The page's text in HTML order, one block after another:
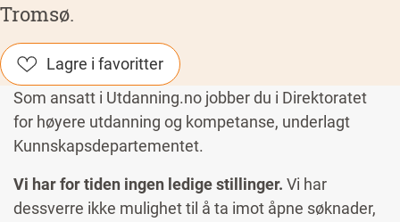
Tromsø.
Lagre i favoritter
Som ansatt i Utdanning.no jobber du i Direktoratet
for høyere utdanning og kompetanse, underlagt
Kunnskapsdepartementet.
Vi har for tiden ingen ledige stillinger. Vi har
dessverre ikke mulighet til å ta imot åpne søknader,